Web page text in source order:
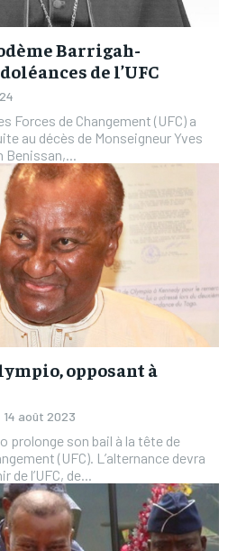
Barrigah-
de l’UFC
Forces de Changement (UFC) a
au décès de Monseigneur Yves
opposant à
14 août 2023
prolonge son bail à la tête de
(UFC). L’alternance devra
« L’avenir de l’UFC, de...